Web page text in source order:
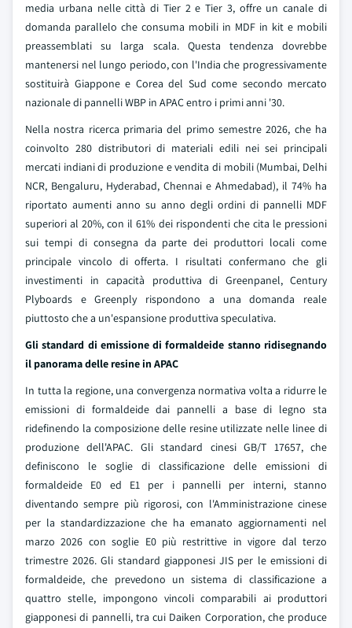
media urbana nelle città di Tier 2 e Tier 3, offre un canale di
domanda parallelo che consuma mobili in MDF in kit e mobili
preassemblati su larga scala. Questa tendenza dovrebbe
mantenersi nel lungo periodo, con l'India che progressivamente
sostituirà Giappone e Corea del Sud come secondo mercato
nazionale di pannelli WBP in APAC entro i primi anni '30.
Nella nostra ricerca primaria del primo semestre 2026, che ha
coinvolto 280 distributori di materiali edili nei sei principali
mercati indiani di produzione e vendita di mobili (Mumbai, Delhi
NCR, Bengaluru, Hyderabad, Chennai e Ahmedabad), il 74% ha
riportato aumenti anno su anno degli ordini di pannelli MDF
superiori al 20%, con il 61% dei rispondenti che cita le pressioni
sui tempi di consegna da parte dei produttori locali come
principale vincolo di offerta. I risultati confermano che gli
investimenti in capacità produttiva di Greenpanel, Century
Plyboards e Greenply rispondono a una domanda reale
piuttosto che a un'espansione produttiva speculativa.
Gli standard di emissione di formaldeide stanno ridisegnando
il panorama delle resine in APAC
In tutta la regione, una convergenza normativa volta a ridurre le
emissioni di formaldeide dai pannelli a base di legno sta
ridefinendo la composizione delle resine utilizzate nelle linee di
produzione dell'APAC. Gli standard cinesi GB/T 17657, che
definiscono le soglie di classificazione delle emissioni di
formaldeide E0 ed E1 per i pannelli per interni, stanno
diventando sempre più rigorosi, con l'Amministrazione cinese
per la standardizzazione che ha emanato aggiornamenti nel
marzo 2026 con soglie E0 più restrittive in vigore dal terzo
trimestre 2026. Gli standard giapponesi JIS per le emissioni di
formaldeide, che prevedono un sistema di classificazione a
quattro stelle, impongono vincoli comparabili ai produttori
giapponesi di pannelli, tra cui Daiken Corporation, che produce